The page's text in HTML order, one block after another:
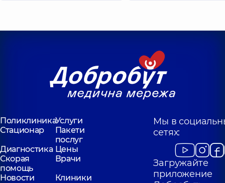
ПоликлиникаУслуги
Стационар
Пакети
послуг
Диагностика Цены
Скорая
помощь
Врачи
Новости
Клиники
Мы в
сетях:
Загружайте
приложение